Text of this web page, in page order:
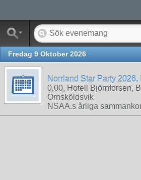
Fredag 9 Oktober 2026
Norrland Star Party 2026,
0.00, Hotell Björnforsen,
Örnsköldsvik
NSAA.s årliga